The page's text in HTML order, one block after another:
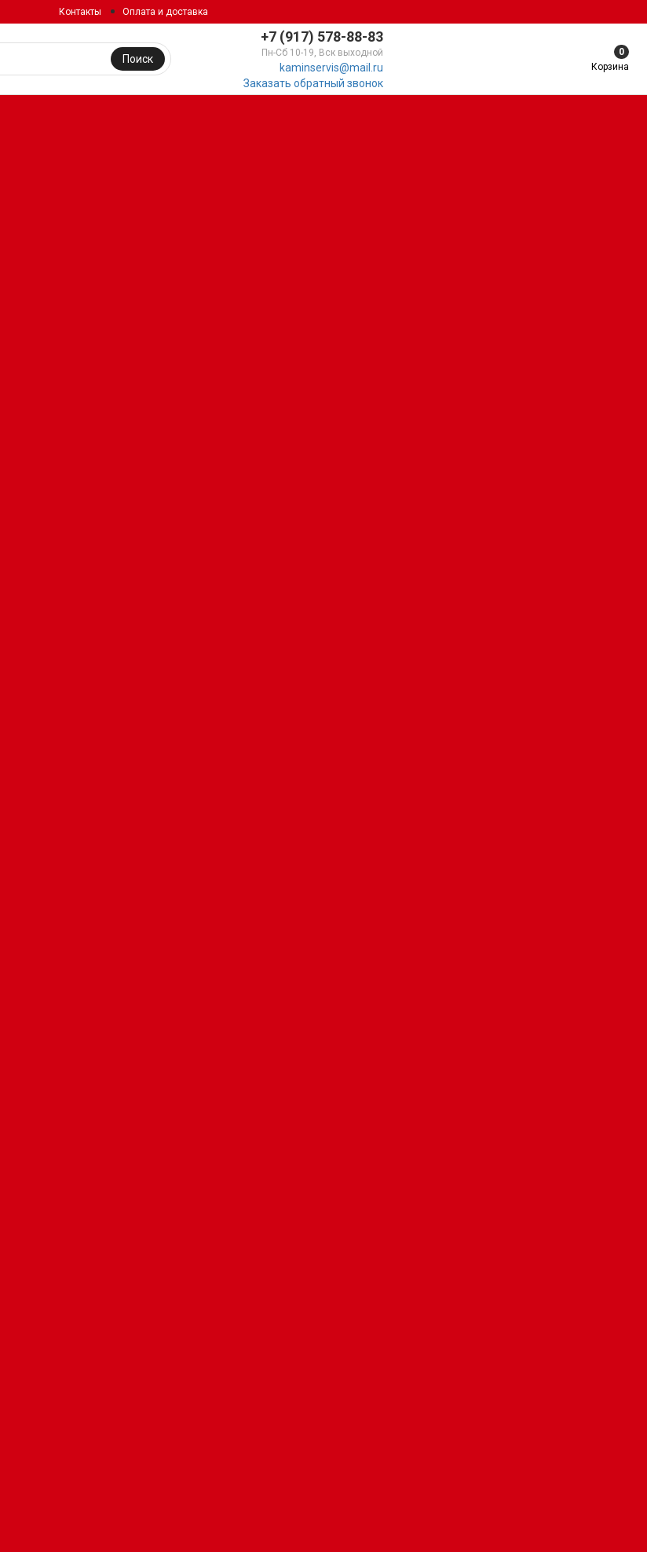
Контакты Оплата и доставка
+7 (917) 578-88-83
Пн-Сб 10-19, Вск выходной
kaminservis@mail.ru
Заказать обратный звонок
Поиск
0
Корзина